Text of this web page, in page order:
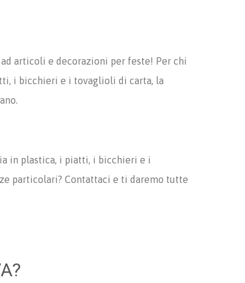
articoli e decorazioni per feste! Per chi
i bicchieri e i tovaglioli di carta, la
in plastica, i piatti, i bicchieri e i
particolari? Contattaci e ti daremo tutte